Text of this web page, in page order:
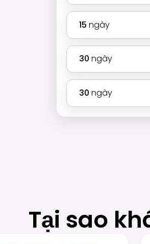
15 ngày
30 ngày
30 ngày
Tại sao